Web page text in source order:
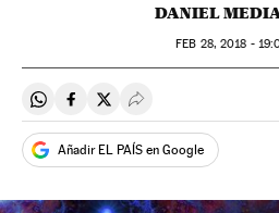
DANIEL
FEB 28, 2018 -
Compartir en Whatsapp
Compartir en Facebook
Compartir en Twitter
Desplegar Redes
Añadir EL PAÍS en Google